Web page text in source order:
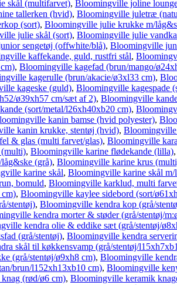
skål (multifarvet), Bloomingville joline
tallerken (hvid), Bloomingville juletræ
(sort), Bloomingville julie krukke m/
julie skål (sort), Bloomingville julie
sengetøj (offwhite/blå), Bloomingville
kaffekande, guld, rustfri stål,
, Bloomingville kagefad (brun/mango/
kagerulle (brun/akacie/ø3xl33 cm),
kageske (guld), Bloomingville kagespade
ø39xh57 cm/sæt af 2), Bloomingville
(sort/metal/l26xh40xb20 cm),
kanin bamse (hvid polyester),
kanin krukke, stentøj (hvid),
& glas (multi farvet/glas), Bloomingville
(multi), Bloomingville karine flødekande (lilla),
(grå), Bloomingville karine krus
karine skål, Bloomingville karine skål m/
bomuld, Bloomingville karklud, multi
, Bloomingville kaylee sidebord (sort/
stentøj), Bloomingville kendra kop (grå/
kendra morter & støder (grå/stentøj/
kendra olie & eddike sæt (grå/stentøj/
(grå/stentøj), Bloomingville kendra
skål til køkkensvamp (grå/stentøj/
(grå/stentøj/ø9xh8 cm), Bloomingville
brun/l152xh13xb10 cm), Bloomingville
(rød/ø6 cm), Bloomingville keramik